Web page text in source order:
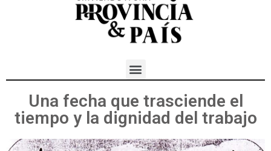
Una fecha que trasciende el
tiempo y la dignidad del trabajo